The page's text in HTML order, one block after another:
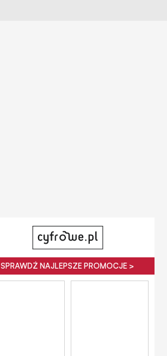
SPRAWDŹ NAJLEPSZE PROMOCJE >